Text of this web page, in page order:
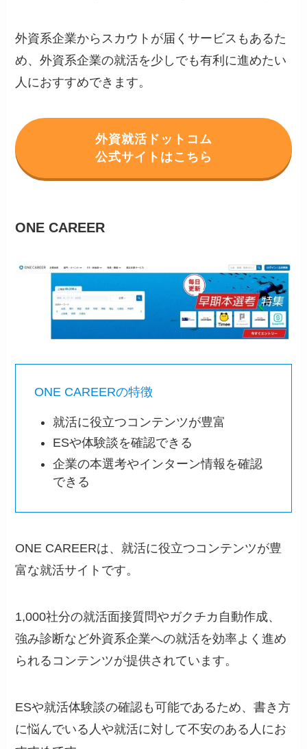
外資系企業からスカウトが届くサービスもあるた
め、外資系企業の就活を少しでも有利に進めたい
人におすすめできます。
外資就活ドットコム
公式サイトはこちら
ONE CAREER
ONE CAREERの特徴
就活に役立つコンテンツが豊富
ESや体験談を確認できる
企業の本選考やインターン情報を確認
できる
ONE CAREERは、就活に役立つコンテンツが豊
富な就活サイトです。
1,000社分の就活面接質問やガクチカ自動作成、
強み診断など外資系企業への就活を効率よく進め
られるコンテンツが提供されています。
ESや就活体験談の確認も可能であるため、書き方
に悩んでいる人や就活に対して不安のある人にお